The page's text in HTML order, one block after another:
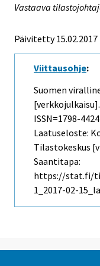
Vastaava
Päivitetty 15.02.2017
Viittausohje:
Suomen
[verkkojulkaisu].
ISSN=1798-4424.
Laatuseloste:
Tilastokeskus
Saantitapa:
https://stat.fi/
1_2017-02-